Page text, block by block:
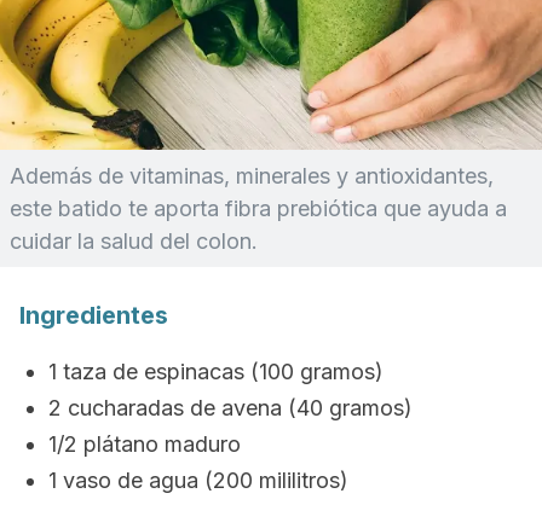
Además de vitaminas, minerales y antioxidantes,
este batido te aporta fibra prebiótica que ayuda a
cuidar la salud del colon.
Ingredientes
1 taza de espinacas (100 gramos)
2 cucharadas de avena (40 gramos)
1/2 plátano maduro
1 vaso de agua (200 mililitros)